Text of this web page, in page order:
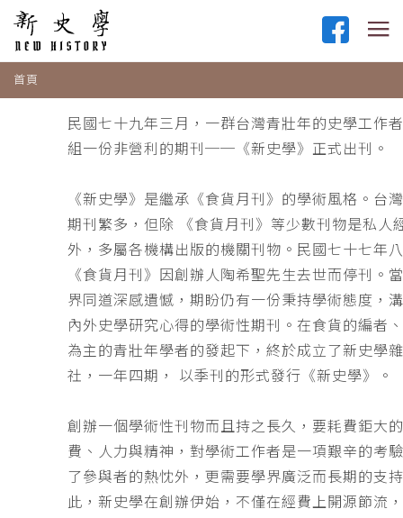
首頁
民國七十九年三月，一群台灣青壯年的史學工作
組一份非營利的期刊──《新史學》正式出刊。
《新史學》是繼承《食貨月刊》的學術風格。台
期刊繁多，但除 《食貨月刊》等少數刊物是私人
外，多屬各機構出版的機關刊物。民國七十七年
《食貨月刊》因創辦人陶希聖先生去世而停刊。
界同道深感遺憾，期盼仍有一份秉持學術態度，
內外史學研究心得的學術性期刊。在食貨的編者
為主的青壯年學者的發起下，終於成立了新史學
社，一年四期， 以季刊的形式發行《新史學》。
創辦一個學術性刊物而且持之長久，要耗費鉅大
費、人力與精神，對學術工作者是一項艱辛的考
了參與者的熱忱外，更需要學界廣泛而長期的支
此，新史學在創辦伊始，不僅在經費上開源節流